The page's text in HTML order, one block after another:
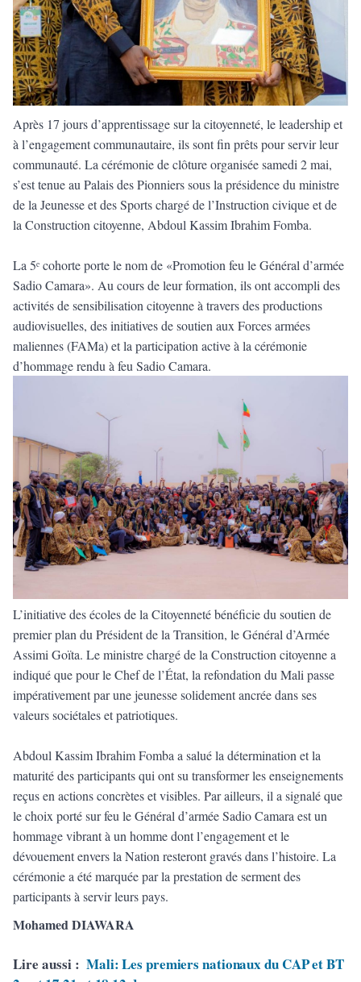
Après 17 jours d’apprentissage sur la citoyenneté, le leadership et
à l’engagement communautaire, ils sont fin prêts pour servir leur
communauté. La cérémonie de clôture organisée samedi 2 mai,
s’est tenue au Palais des Pionniers sous la présidence du ministre
de la Jeunesse et des Sports chargé de l’Instruction civique et de
la Construction citoyenne, Abdoul Kassim Ibrahim Fomba.
La 5ᵉ cohorte porte le nom de «Promotion feu le Général d’armée
Sadio Camara». Au cours de leur formation, ils ont accompli des
activités de sensibilisation citoyenne à travers des productions
audiovisuelles, des initiatives de soutien aux Forces armées
maliennes (FAMa) et la participation active à la cérémonie
d’hommage rendu à feu Sadio Camara.
L’initiative des écoles de la Citoyenneté bénéficie du soutien de
premier plan du Président de la Transition, le Général d’Armée
Assimi Goïta. Le ministre chargé de la Construction citoyenne a
indiqué que pour le Chef de l’État, la refondation du Mali passe
impérativement par une jeunesse solidement ancrée dans ses
valeurs sociétales et patriotiques.
Abdoul Kassim Ibrahim Fomba a salué la détermination et la
maturité des participants qui ont su transformer les enseignements
reçus en actions concrètes et visibles. Par ailleurs, il a signalé que
le choix porté sur feu le Général d’armée Sadio Camara est un
hommage vibrant à un homme dont l’engagement et le
dévouement envers la Nation resteront gravés dans l’histoire. La
cérémonie a été marquée par la prestation de serment des
participants à servir leurs pays.
Mohamed DIAWARA
Lire aussi : Mali: Les premiers nationaux du CAP et BT